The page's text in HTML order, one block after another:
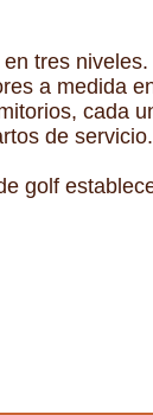
tres
a medida
cada
de servicio.
golf